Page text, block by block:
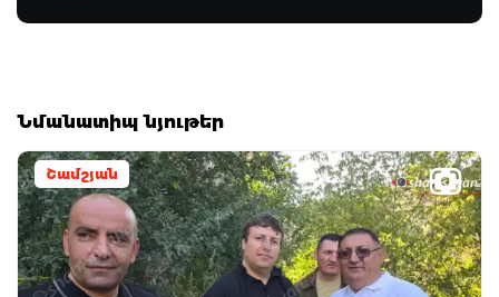
Նմանատիպ նյութեր
Շամշյան